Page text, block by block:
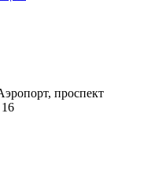
проспект